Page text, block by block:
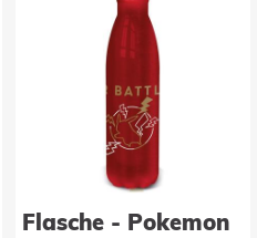
Flasche - Pokemon